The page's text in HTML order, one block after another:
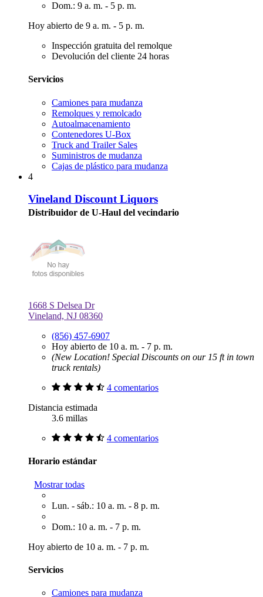
Dom.: 9 a. m. - 5 p. m.
Hoy abierto de 9 a. m. - 5 p. m.
Inspección gratuita del remolque
Devolución del cliente 24 horas
Servicios
Camiones para mudanza
Remolques y remolcado
Autoalmacenamiento
Contenedores U-Box
Truck and Trailer Sales
Suministros de mudanza
Cajas de plástico para mudanza
4
Vineland Discount Liquors
Distribuidor de U-Haul del vecindario
1668 S Delsea Dr
Vineland, NJ 08360
(856) 457-6907
Hoy abierto de 10 a. m. - 7 p. m.
(New Location! Special Discounts on our 15 ft in town
truck rentals)
4 comentarios
Distancia estimada
3.6 millas
4 comentarios
Horario estándar
Mostrar todas
Lun. - sáb.: 10 a. m. - 8 p. m.
Dom.: 10 a. m. - 7 p. m.
Hoy abierto de 10 a. m. - 7 p. m.
Servicios
Camiones para mudanza